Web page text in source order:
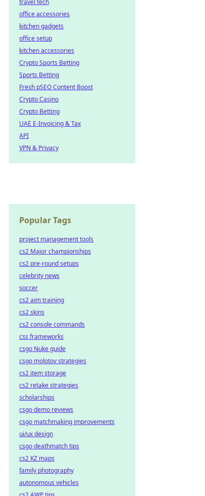
travel tech
office accessories
kitchen gadgets
office setup
kitchen accessories
Crypto Sports Betting
Sports Betting
Fresh pSEO Content Boost
Crypto Casino
Crypto Betting
UAE E-Invoicing & Tax
API
VPN & Privacy
Popular Tags
project management tools
cs2 Major championships
cs2 pre-round setups
celebrity news
soccer
cs2 aim training
cs2 skins
cs2 console commands
css frameworks
csgo Nuke guide
csgo molotov strategies
cs2 item storage
cs2 retake strategies
scholarships
csgo demo reviews
csgo matchmaking improvements
ui/ux design
csgo deathmatch tips
cs2 KZ maps
family photography
autonomous vehicles